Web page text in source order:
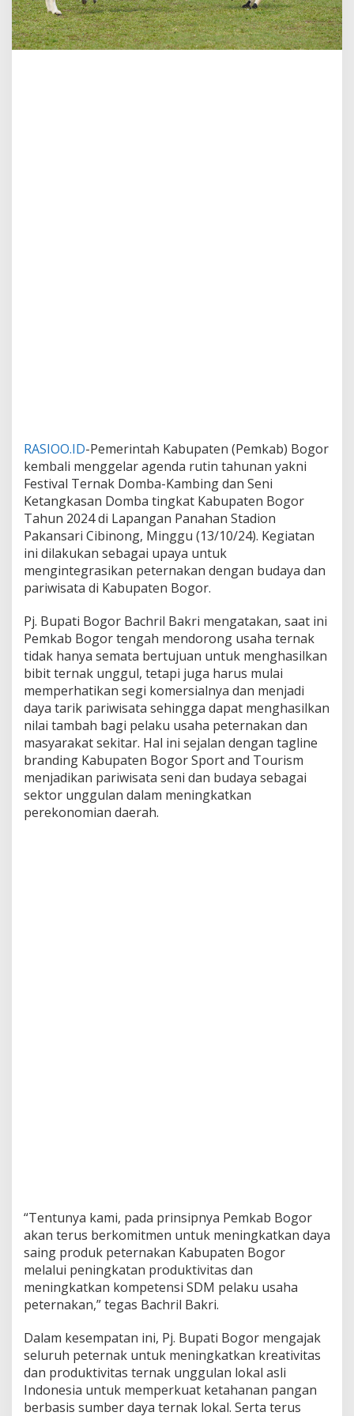
RASIOO.ID-Pemerintah Kabupaten (Pemkab) Bogor
kembali menggelar agenda rutin tahunan yakni
Festival Ternak Domba-Kambing dan Seni
Ketangkasan Domba tingkat Kabupaten Bogor
Tahun 2024 di Lapangan Panahan Stadion
Pakansari Cibinong, Minggu (13/10/24). Kegiatan
ini dilakukan sebagai upaya untuk
mengintegrasikan peternakan dengan budaya dan
pariwisata di Kabupaten Bogor.
Pj. Bupati Bogor Bachril Bakri mengatakan, saat ini
Pemkab Bogor tengah mendorong usaha ternak
tidak hanya semata bertujuan untuk menghasilkan
bibit ternak unggul, tetapi juga harus mulai
memperhatikan segi komersialnya dan menjadi
daya tarik pariwisata sehingga dapat menghasilkan
nilai tambah bagi pelaku usaha peternakan dan
masyarakat sekitar. Hal ini sejalan dengan tagline
branding Kabupaten Bogor Sport and Tourism
menjadikan pariwisata seni dan budaya sebagai
sektor unggulan dalam meningkatkan
perekonomian daerah.
“Tentunya kami, pada prinsipnya Pemkab Bogor
akan terus berkomitmen untuk meningkatkan daya
saing produk peternakan Kabupaten Bogor
melalui peningkatan produktivitas dan
meningkatkan kompetensi SDM pelaku usaha
peternakan,” tegas Bachril Bakri.
Dalam kesempatan ini, Pj. Bupati Bogor mengajak
seluruh peternak untuk meningkatkan kreativitas
dan produktivitas ternak unggulan lokal asli
Indonesia untuk memperkuat ketahanan pangan
berbasis sumber daya ternak lokal. Serta terus